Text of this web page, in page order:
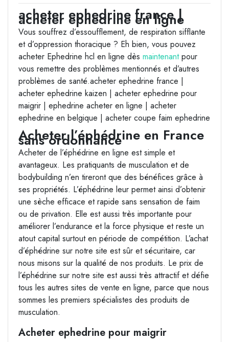
acheter ephedrine france |
acheter ephedrine en ligne
Vous souffrez d’essoufflement, de respiration sifflante
et d’oppression thoracique ? Eh bien, vous pouvez
acheter Ephedrine hcl en ligne dès maintenantpour
vous remettre des problèmes mentionnés et d’autres
problèmes de santé.acheter ephedrine france |
acheter ephedrine kaizen | acheter ephedrine pour
maigrir | ephedrine acheter en ligne | acheter
ephedrine en belgique | acheter coupe faim ephedrine
Acheter l’éphédrine en France
sans ordonnance
Acheter de l’éphédrine en ligne est simple et
avantageux. Les pratiquants de musculation et de
bodybuilding n’en tireront que des bénéfices grâce à
ses propriétés. L’éphédrine leur permet ainsi d’obtenir
une sèche efficace et rapide sans sensation de faim
ou de privation. Elle est aussi très importante pour
améliorer l’endurance et la force physique et reste un
atout capital surtout en période de compétition. L’achat
d’éphédrine sur notre site est sûr et sécuritaire, car
nous misons sur la qualité de nos produits. Le prix de
l’éphédrine sur notre site est aussi très attractif et défie
tous les autres sites de vente en ligne, parce que nous
sommes les premiers spécialistes des produits de
musculation.
Acheter ephedrine pour maigrir